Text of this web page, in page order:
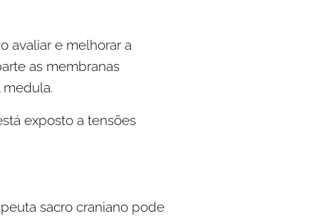
avaliar e melhorar a
as membranas
exposto a tensões
sacro craniano pode